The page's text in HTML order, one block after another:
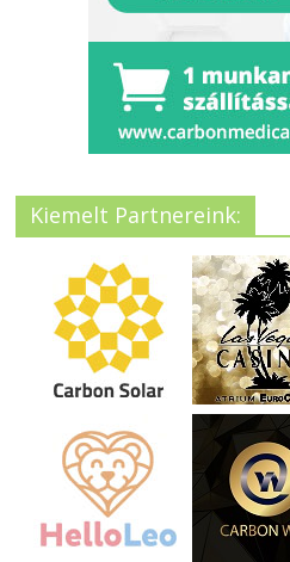
Kiemelt Partnereink: